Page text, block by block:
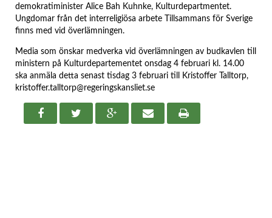
demokratiminister Alice Bah Kuhnke, Kulturdepartmentet.
Ungdomar från det interreligiösa arbete Tillsammans för Sverige
finns med vid överlämningen.
Media som önskar medverka vid överlämningen av budkavlen till
ministern på Kulturdepartementet onsdag 4 februari kl. 14.00
ska anmäla detta senast tisdag 3 februari till Kristoffer Talltorp,
kristoffer.talltorp@regeringskansliet.se